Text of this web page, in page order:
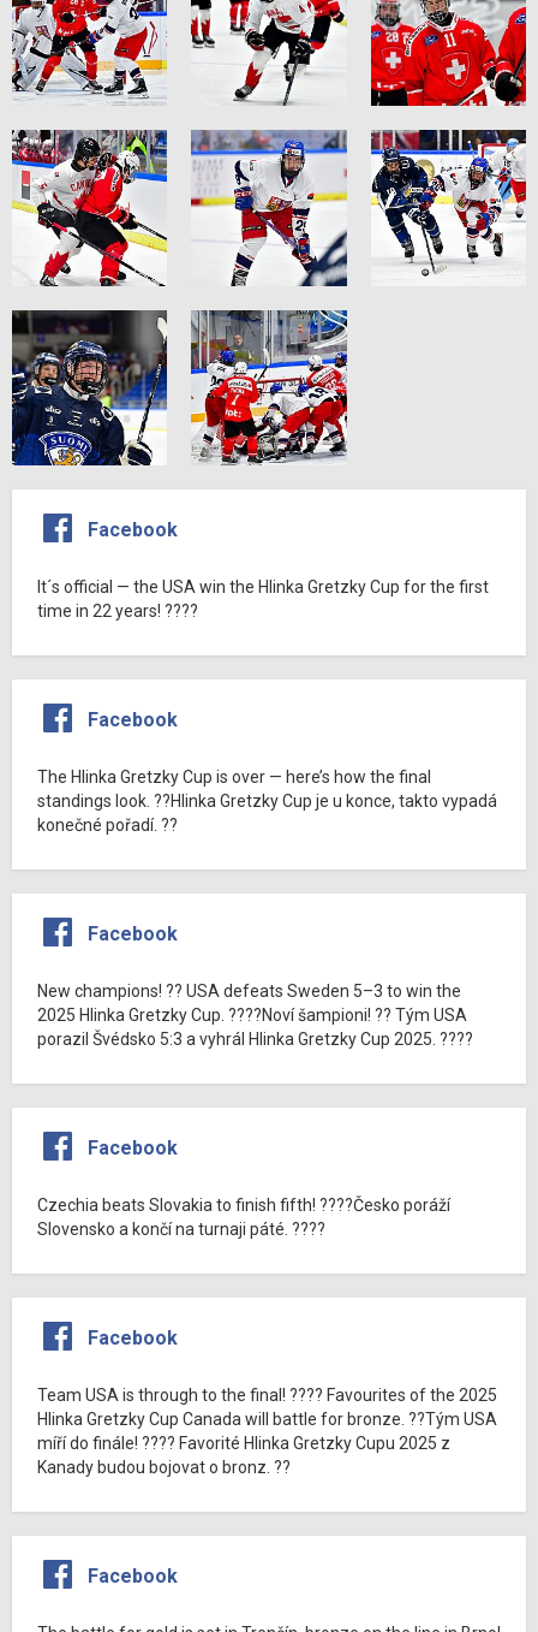
Facebook
It´s official — the USA win the Hlinka Gretzky Cup for the first
time in 22 years! ????
Facebook
The Hlinka Gretzky Cup is over — here’s how the final
standings look. ??Hlinka Gretzky Cup je u konce, takto vypadá
konečné pořadí. ??
Facebook
New champions! ?? USA defeats Sweden 5–3 to win the
2025 Hlinka Gretzky Cup. ????Noví šampioni! ?? Tým USA
porazil Švédsko 5:3 a vyhrál Hlinka Gretzky Cup 2025. ????
Facebook
Czechia beats Slovakia to finish fifth! ????Česko poráží
Slovensko a končí na turnaji páté. ????
Facebook
Team USA is through to the final! ???? Favourites of the 2025
Hlinka Gretzky Cup Canada will battle for bronze. ??Tým USA
míří do finále! ???? Favorité Hlinka Gretzky Cupu 2025 z
Kanady budou bojovat o bronz. ??
Facebook